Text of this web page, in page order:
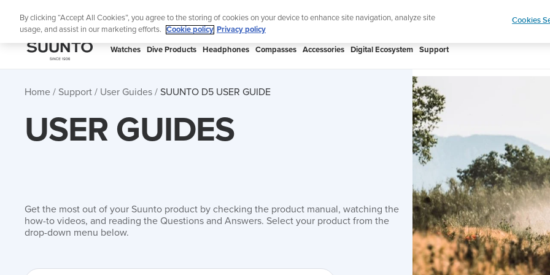
Lightweight sports watch designed for runners Shop
SUUNTO
Watches Dive Products Headphones Compasses Accessories Digital Ecosystem Support
Home Support User Guides SUUNTO D5 USER GUIDE
USER GUIDES
Get the most out of your Suunto product by checking the product manual, watching the
how-to videos, and reading the Questions and Answers. Select your product from the
drop-down menu below.
By clicking “Accept All Cookies”, you agree to the storing of cookies on your device to enhance site navigation, analyze site
usage, and assist in our marketing efforts.
Cookie policy Privacy policy
Cookies